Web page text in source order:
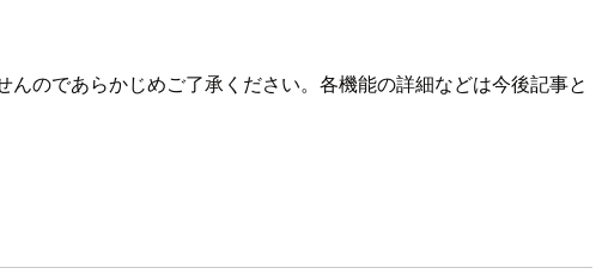
のであらかじめご了承ください。各機能の詳細などは今後記事と